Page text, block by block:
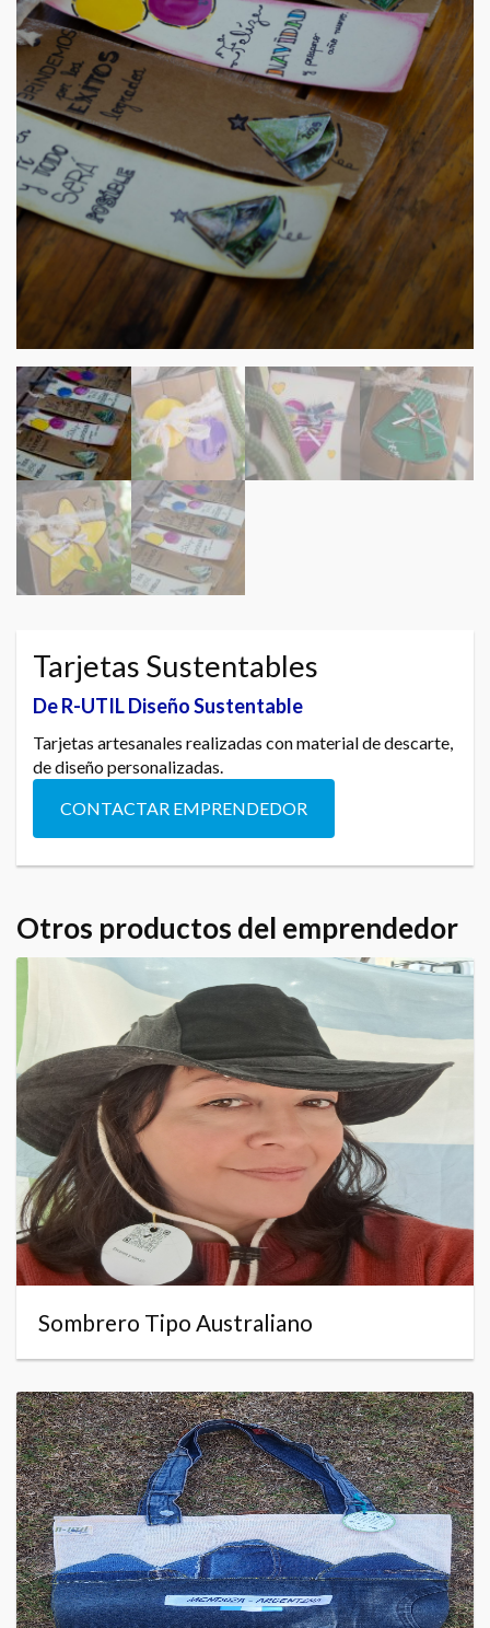
Tarjetas Sustentables
De R-UTIL Diseño Sustentable
Tarjetas artesanales realizadas con material de descarte,
de diseño personalizadas.
CONTACTAR EMPRENDEDOR
Otros productos del emprendedor
Sombrero Tipo Australiano